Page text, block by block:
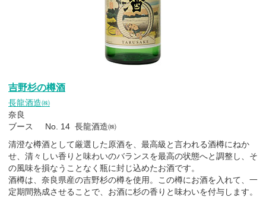
吉野杉の樽酒
長龍酒造㈱
奈良
ブース No. 14 長龍酒造㈱
清澄な樽酒として厳選した原酒を、最高級と言われる酒樽にねか
せ、清々しい香りと味わいのバランスを最高の状態へと調整し、そ
の風味を損なうことなく瓶に封じ込めたお酒です。
酒樽は、奈良県産の吉野杉の樽を使用。この樽にお酒を入れて、一
定期間熟成させることで、お酒に杉の香りと味わいを付与します。